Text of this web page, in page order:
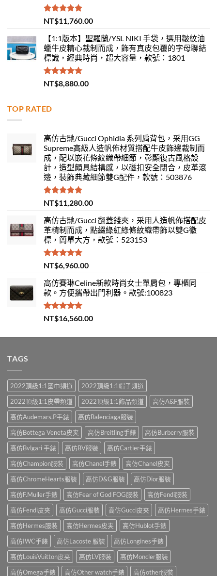
評分5.00
滿分 5
NT$11,760.00
【1:1版本】聖羅蘭/YSL NIKI 手袋，選用皺紋油
蠟牛皮精心裁制而成，飾有真皮包覆的字母聯結
標識，經典時尚，超大容量，款號：1801
評分 5.00
滿分 5
NT$8,880.00
TOP RATED
高仿古馳/Gucci Ophidia 系列肩背包，采用GG
Supreme高級人造帆佈材質搭配牛皮飾邊裁制而
成，配以嵌花條紋織帶細節，彰顯復古風格設
計，造型頗具結構感，以磁扣安全閉合，皮革滾
邊，裝飾典藏細節雙G配件，款號：503876
評分5.00
滿分 5
NT$11,280.00
高仿古馳/Gucci 翻蓋錢夾，采用人造帆佈搭配皮
革精制而成，點綴綠紅綠條紋織帶飾以雙G徽
標，簡單大方，款號：523153
評分 5.00
滿分 5
NT$6,960.00
高仿賽琳Celine新款時尚女士單肩包，專櫃同
款。方便攜帶出門利器。款號:100823
評分5.00
滿分 5
NT$16,560.00
TAGS
2022頂級1:1圍巾頻道
2022頂級1:1帽子頻道
2022頂級1:1皮帶頻道
2022頂級1:1飾品頻道
高仿A&F服裝
高仿Audemars.P手錶
高仿Balenciaga服裝
高仿Bottega Veneta皮夹
高仿Breitling手錶
高仿Burberry服裝
高仿Bvlgari 手錶
高仿BV服裝
高仿Cartier手錶
高仿Champion服裝
高仿Chanel手錶
高仿Chanel皮夹
高仿ChromeHearts服裝
高仿D&G服裝
高仿Dior服裝
高仿F.Muller手錶
高仿Fear of God FOG服裝
高仿Fendi服裝
高仿Fendi皮夹
高仿Gucci服裝 高仿Gucci皮夹
高仿Hermes手錶
高仿Hermes服裝
高仿Hermes皮夹
高仿Hublot手錶
高仿IWC手錶
高仿Lacoste 服裝
高仿Longines手錶
高仿LouisVuitton皮夹
高仿LV服裝
高仿Moncler服裝
高仿Omega手錶
高仿Other watch手錶 高仿other服裝